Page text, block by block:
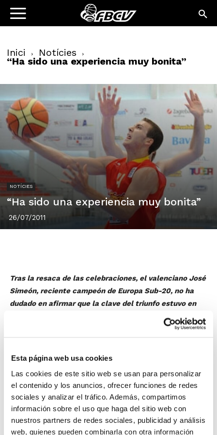
Esta página web usa cookies
Las cookies de este sitio web se usan para personalizar
el contenido y los anuncios, ofrecer funciones de redes
sociales y analizar el tráfico. Además, compartimos
información sobre el uso que haga del sitio web con
nuestros partners de redes sociales, publicidad y análisis
web, quienes pueden combinarla con otra información
Inici Notícies
“Ha sido una experiencia muy bonita”
NOTÍCIES
“Ha sido una experiencia muy bonita”
26/07/2011
Tras la resaca de las celebraciones, el valenciano José
Simeón, reciente campeón de Europa Sub-20, no ha
dudado en afirmar que la clave del triunfo estuvo en
"el gran grupo humano que se ha creado entre
nosotros. Para mí ha sido muy importante que cada
ayudado y han creído en la victoria final".
triunfo de la Selección, terminó la final lesionado en el
tobillo. El base de Silla admite que
encuentro algo dolorido, pero la alegría de la victoria lo
cura todo. Ha sido una experiencia muy bonita" .